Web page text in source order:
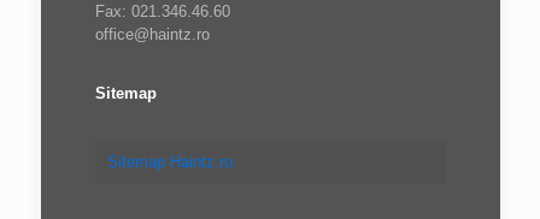
Fax: 021.346.46.60
office@haintz.ro
Sitemap
Sitemap Haintz.ro